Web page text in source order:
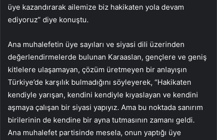
üye kazandırarak ailemize biz hakikaten yola devam
ediyoruz” diye konuştu.
Ana muhalefetin üye sayıları ve siyasi dili üzerinden
değerlendirmelerde bulunan Karaaslan, gençlere ve geniş
kitlelere ulaşamayan, çözüm üretmeyen bir anlayışın
Türkiye’de karşılık bulmadığını söyleyerek, “Hakikaten
kendiyle yarışan, kendini kendiyle kıyaslayan ve kendini
aşmaya çalışan bir siyasi yapıyız. Ama bu noktada sanırım
birilerinin de kendine bir ayna tutmasının zamanı geldi.
Ana muhalefet partisinde mesela, onun yaptığı üye